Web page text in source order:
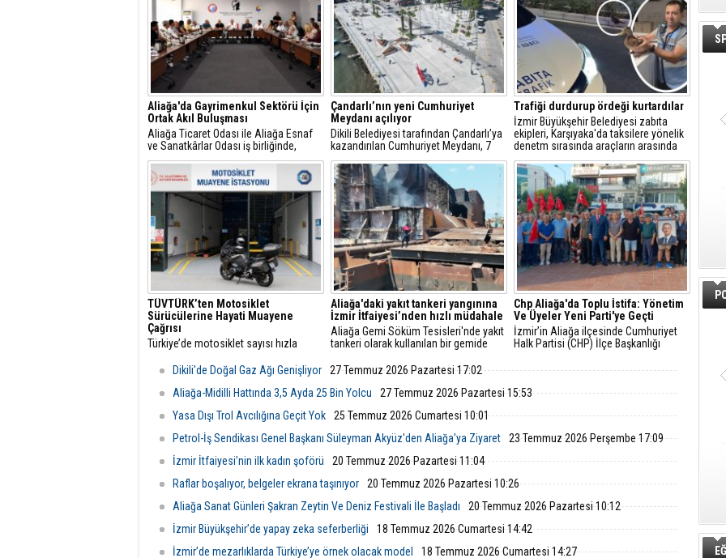
Aliağa'da Gayrimenkul Sektörü İçin
Ortak Akıl Buluşması
Aliağa Ticaret Odası ile Aliağa Esnaf
ve Sanatkârlar Odası iş birliğinde,
ilçede faaliyet gösteren gayrimenkul
danışmanlarıyla sektörel istişare
toplantısı gerçekleştirildi.
Çandarlı’nın yeni Cumhuriyet
Meydanı açılıyor
Dikili Belediyesi tarafından Çandarlı’ya
kazandırılan Cumhuriyet Meydanı, 7
Ağustos Cuma günü düzenlenecek
görkemli bir törenle hizmete açılıyor.
Trafiği durdurup ördeği kurtardılar
İzmir Büyükşehir Belediyesi zabıta
ekipleri, Karşıyaka'da taksilere yönelik
denetm sırasında araçların arasında
kalan yeşilbaşlı dişi ördeği fark ederek
trafiği durdurdu.
TÜVTÜRK’ten Motosiklet
Sürücülerine Hayati Muayene
Çağrısı
Türkiye’de motosiklet sayısı hızla
bu araçlarda düzenli teknik kontrollerin
önemi de giderek artıyor.
Aliağa'daki yakıt tankeri yangınına
İzmir İtfaiyesi’nden hızlı müdahale
Aliağa Gemi Söküm Tesisleri'nde yakıt
tankeri olarak kullanılan bir gemide
Belediyesi İtfaiye Dairesi Başkanlığı
ulaştı.
Chp Aliağa'da Toplu İstifa: Yönetim
Ve Üyeler Yeni Parti'ye Geçti
İzmir’in Aliağa ilçesinde Cumhuriyet
Halk Partisi (CHP) İlçe Başkanlığı
üyesi, düzenlenen basın toplantısıyla
istifa ettiklerini duyurarak Yeni Parti’ye
Dikili'de Doğal Gaz Ağı Genişliyor
27 Temmuz 2026 Pazartesi 17:02
Aliağa-Midilli Hattında 3,5 Ayda 25 Bin Yolcu
27 Temmuz 2026 Pazartesi 15:53
Yasa Dışı Trol Avcılığına Geçit Yok
25 Temmuz 2026 Cumartesi 10:01
Petrol-İş Sendikası Genel Başkanı Süleyman Akyüz'den Aliağa'ya Ziyaret
23 Temmuz 2026 Perşembe 17:09
İzmir İtfaiyesi’nin ilk kadın şoförü
20 Temmuz 2026 Pazartesi 11:04
Raflar boşalıyor, belgeler ekrana taşınıyor
20 Temmuz 2026 Pazartesi 10:26
Aliağa Sanat Günleri Şakran Zeytin Ve Deniz Festivali İle Başladı
20 Temmuz 2026 Pazartesi 10:12
İzmir Büyükşehir’de yapay zeka seferberliği
18 Temmuz 2026 Cumartesi 14:42
İzmir’de mezarlıklarda Türkiye’ye örnek olacak model
18 Temmuz 2026 Cumartesi 14:27